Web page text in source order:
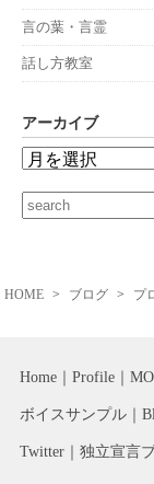
言の葉・言霊
話し方教室
アーカイブ
HOME ブログ プ
Home Profile
ボイスサンプル
Twitter 独立宣言